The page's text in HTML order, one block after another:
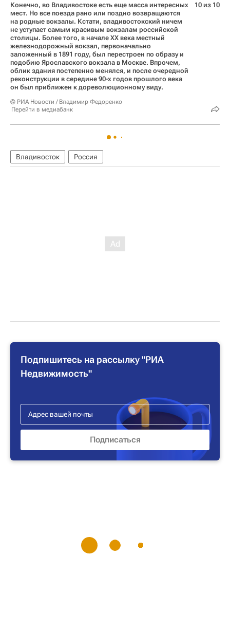
Конечно, во Владивостоке есть еще масса интересных
мест. Но все поезда рано или поздно возвращаются
на родные вокзалы. Кстати, владивостокский ничем
не уступает самым красивым вокзалам российской
столицы. Более того, в начале ХХ века местный
железнодорожный вокзал, первоначально
заложенный в 1891 году, был перестроен по образу и
подобию Ярославского вокзала в Москве. Впрочем,
облик здания постепенно менялся, и после очередной
реконструкции в середине 90-х годов прошлого века
он был приближен к дореволюционному виду.
© РИА Новости / Владимир Федоренко
Перейти в медиабанк
10 из 10
Владивосток Россия
Подпишитесь на рассылку "РИА
Недвижимость"